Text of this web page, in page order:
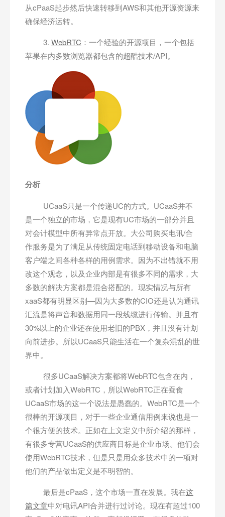
从cPaaS起步然后快速转移到AWS和其他开源资源来
确保经济运转。
3. WebRTC ：一个经验的开源项目，一个包括
苹果在内多数浏览器都包含的超酷技术/API。
分析
UCaaS只是一个传递UC的方式。UCaaS并不
是一个独立的市场，它是现有UC市场的一部分并且
对会计模型中所有异常点开放。大公司购买电讯/合
作服务是为了满足从传统固定电话到移动设备和电脑
客户端之间各种各样的用例需求。因为不出错就不用
改这个观念，以及企业内部是有很多不同的需求，大
多数的解决方案都是混合搭配的。现实情况与所有
xaaS都有明显区别—因为大多数的CIO还是认为通讯
汇流是将声音和数据用同一段线缆进行传输。并且有
30%以上的企业还在使用老旧的PBX，并且没有计划
向前进步。所以UCaaS只能生活在一个复杂混乱的世
界中。
很多UCaaS解决方案都将WebRTC包含在内，
或者计划加入WebRTC，所以WebRTC正在蚕食
UCaaS市场的这一个说法是愚蠢的。WebRTC是一个
很棒的开源项目，对于一些企业通信用例来说也是一
个很方便的技术。正如在上文定义中所介绍的那样，
有很多专营UCaaS的供应商目标是企业市场。他们会
使用WebRTC技术，但是只是用众多技术中的一项对
他们的产品做出定义是不明智的。
最后是cPaaS，这个市场一直在发展。我在这
篇文章中对电讯API合并进行过讨论。现在有超过100